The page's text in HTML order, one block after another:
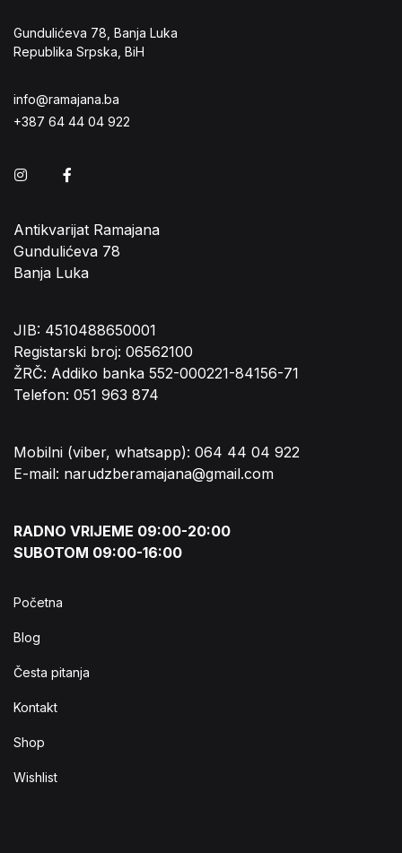
Gundulićeva 78, Banja Luka
Republika Srpska, BiH
info@ramajana.ba
+387 64 44 04 922
Instagram
Antikvarijat Ramajana
Gundulićeva 78
Banja Luka
JIB: 4510488650001
Registarski broj: 06562100
ŽRČ: Addiko banka 552-000221-84156-71
Telefon: 051 963 874
Mobilni (viber, whatsapp): 064 44 04 922
E-mail: narudzberamajana@gmail.com
RADNO VRIJEME 09:00-20:00
SUBOTOM 09:00-16:00
Početna
Blog
Česta pitanja
Kontakt
Shop
Wishlist